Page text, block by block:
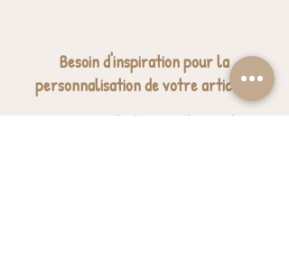
Besoin d'inspiration pour la
personnalisation de votre article ?
Nous avons sélectionné quelques jolies